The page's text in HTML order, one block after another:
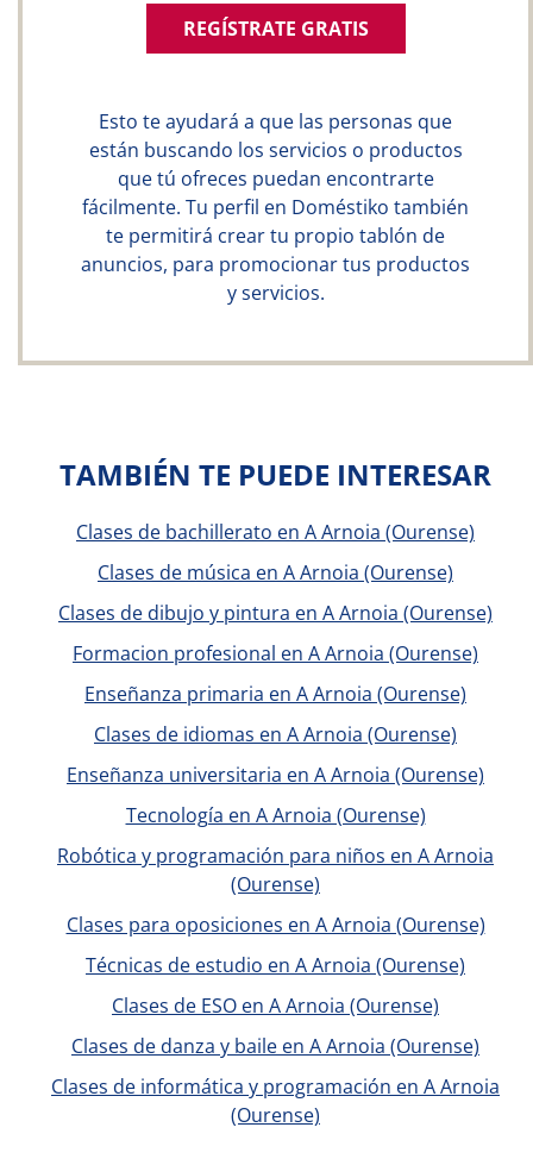
REGÍSTRATE GRATIS
Esto te ayudará a que las personas que
están buscando los servicios o productos
que tú ofreces puedan encontrarte
fácilmente. Tu perfil en Doméstiko también
te permitirá crear tu propio tablón de
anuncios, para promocionar tus productos
y servicios.
TAMBIÉN TE PUEDE INTERESAR
Clases de bachillerato en A Arnoia (Ourense)
Clases de música en A Arnoia (Ourense)
Clases de dibujo y pintura en A Arnoia (Ourense)
Formacion profesional en A Arnoia (Ourense)
Enseñanza primaria en A Arnoia (Ourense)
Clases de idiomas en A Arnoia (Ourense)
Enseñanza universitaria en A Arnoia (Ourense)
Tecnología en A Arnoia (Ourense)
Robótica y programación para niños en A Arnoia
(Ourense)
Clases para oposiciones en A Arnoia (Ourense)
Técnicas de estudio en A Arnoia (Ourense)
Clases de ESO en A Arnoia (Ourense)
Clases de danza y baile en A Arnoia (Ourense)
Clases de informática y programación en A Arnoia
(Ourense)